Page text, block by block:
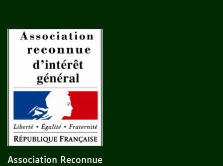
Association Reconnue